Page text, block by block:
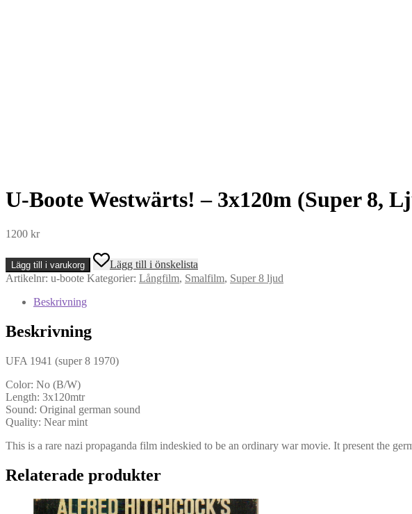
U-Boote Westwärts! – 3x120m (Super 8,
1200 kr
U-
Boote
Westwärts!
3x120m
8,
mängd
Lägg till i varukorg
Lägg till i önskelista
Artikelnr: u-boote Kategorier: Långfilm, Smalfilm, Super 8 ljud
Beskrivning
Beskrivning
UFA 1941 (super 8 1970)
Color: No (B/W)
Length: 3x120mtr
Sound: Original german sound
Quality: Near mint
This is a rare nazi propaganda film indeskied to be an ordinary war movie. It present the
Relaterade produkter